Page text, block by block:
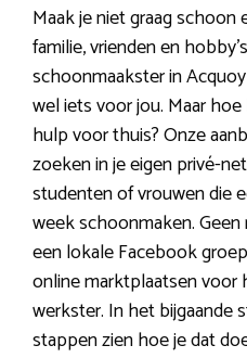
Maak je niet graag schoon
familie, vrienden en
schoonmaakster in
wel iets voor jou. Maar
hulp voor thuis? Onze
zoeken in je eigen privé-
studenten of vrouwen die
week schoonmaken.
een lokale Facebook
online marktplaatsen voor
werkster. In het bijgaande
stappen zien hoe je dat